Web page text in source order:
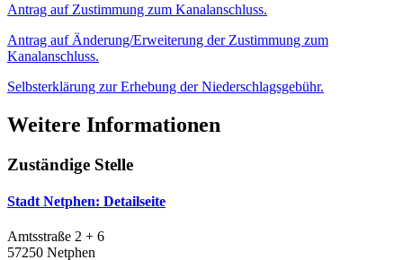
Antrag auf Zustimmung zum Kanalanschluss.
Antrag auf Änderung/Erweiterung der Zustimmung zum
Kanalanschluss.
Selbsterklärung zur Erhebung der Niederschlagsgebühr.
Weitere Informationen
Zuständige Stelle
Stadt Netphen: Detailseite
Amtsstraße 2 + 6
57250 Netphen